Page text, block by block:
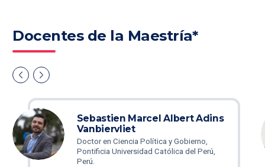
Docentes de la Maestría*
Sebastien Marcel Albert Adins
Vanbiervliet
Doctor en Ciencia Política y Gobierno,
Pontificia Universidad Católica del Perú,
Perú.